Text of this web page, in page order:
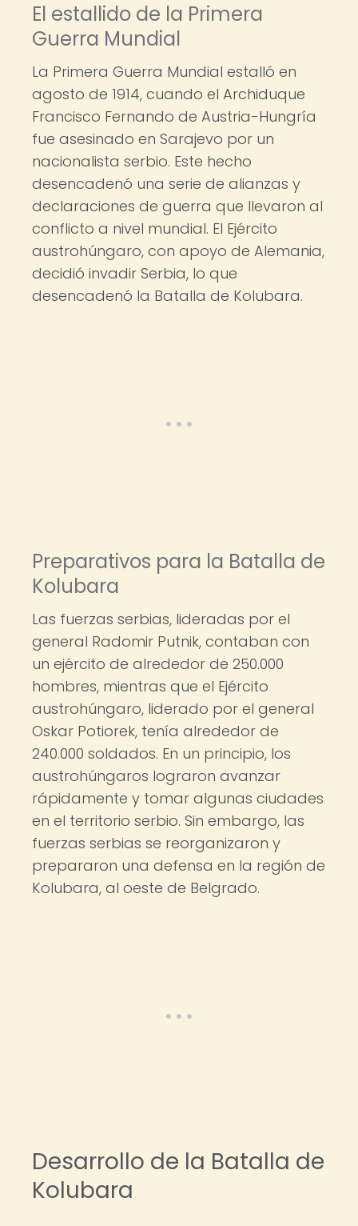
El estallido de la Primera
Guerra Mundial
La Primera Guerra Mundial estalló en
agosto de 1914, cuando el Archiduque
Francisco Fernando de Austria-Hungría
fue asesinado en Sarajevo por un
nacionalista serbio. Este hecho
desencadenó una serie de alianzas y
declaraciones de guerra que llevaron al
conflicto a nivel mundial. El Ejército
austrohúngaro, con apoyo de Alemania,
decidió invadir Serbia, lo que
desencadenó la Batalla de Kolubara.
Preparativos para la Batalla de
Kolubara
Las fuerzas serbias, lideradas por el
general Radomir Putnik, contaban con
un ejército de alrededor de 250.000
hombres, mientras que el Ejército
austrohúngaro, liderado por el general
Oskar Potiorek, tenía alrededor de
240.000 soldados. En un principio, los
austrohúngaros lograron avanzar
rápidamente y tomar algunas ciudades
en el territorio serbio. Sin embargo, las
fuerzas serbias se reorganizaron y
prepararon una defensa en la región de
Kolubara, al oeste de Belgrado.
Desarrollo de la Batalla de
Kolubara